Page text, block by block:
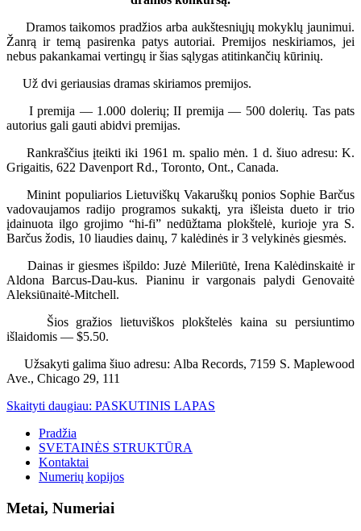
Dramos taikomos pradžios arba aukštesniųjų mokyklų jaunimui.
Žanrą ir temą pasirenka patys autoriai. Premijos neskiriamos, jei
nebus pakankamai vertingų ir šias sąlygas atitinkančių kūrinių.
Už dvi geriausias dramas skiriamos premijos.
I premija — 1.000 dolerių; II premija — 500 dolerių. Tas pats
autorius gali gauti abidvi premijas.
Rankraščius įteikti iki 1961 m. spalio mėn. 1 d. šiuo adresu: K.
Grigaitis, 622 Davenport Rd., Toronto, Ont., Canada.
Minint populiarios Lietuviškų Vakaruškų ponios Sophie Barčus
vadovaujamos radijo programos sukaktį, yra išleista dueto ir trio
įdainuota ilgo grojimo “hi-fi” nedūžtama plokštelė, kurioje yra S.
Barčus žodis, 10 liaudies dainų, 7 kalėdinės ir 3 velykinės giesmės.
Dainas ir giesmes išpildo: Juzė Mileriūtė, Irena Kalėdinskaitė ir
Aldona Barcus-Dau-kus. Pianinu ir vargonais palydi Genovaitė
Aleksiūnaitė-Mitchell.
Šios gražios lietuviškos plokštelės kaina su persiuntimo
išlaidomis — $5.50.
Užsakyti galima šiuo adresu: Alba Records, 7159 S. Maplewood
Ave., Chicago 29, 111
Skaityti daugiau: PASKUTINIS LAPAS
Pradžia
SVETAINĖS STRUKTŪRA
Kontaktai
Numerių kopijos
Metai, Numeriai